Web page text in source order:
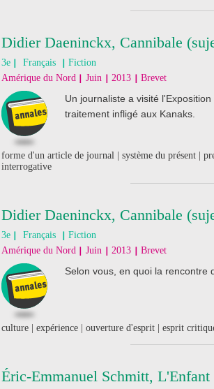
Didier Daeninckx, Cannibale
3e Français
Fiction
Amérique du Nord Juin 2013 Brevet
Un journaliste a visité
traitement infligé aux Kanaks.
forme d'un article de journal | système du présent |
interrogative
Didier Daeninckx, Cannibale
3e Français
Fiction
Amérique du Nord Juin 2013 Brevet
Selon vous, en quoi la rencontre
culture | expérience | ouverture d'esprit | esprit
Éric-Emmanuel Schmitt, L'Enfant